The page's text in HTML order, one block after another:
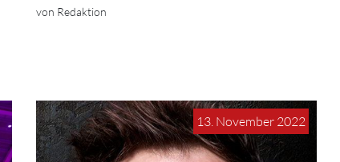
von Redaktion
13. November 2022